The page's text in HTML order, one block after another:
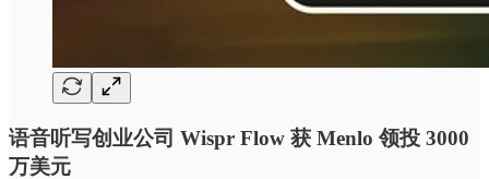
语音听写创业公司 Wispr Flow 获 Menlo 领投 3000
万美元